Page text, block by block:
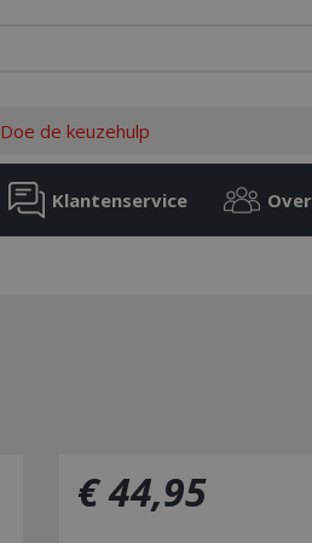
Doe de keuzehulp
Klantenservice
€44,95